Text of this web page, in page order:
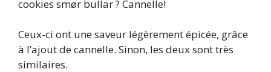
cookies smør bullar ? Cannelle!
Ceux-ci ont une saveur légèrement épicée, grâce
à l’ajout de cannelle. Sinon, les deux sont très
similaires.